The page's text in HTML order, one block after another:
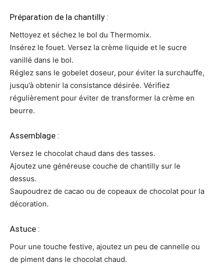
Préparation de la chantilly :
Nettoyez et séchez le bol du Thermomix.
Insérez le fouet. Versez la crème liquide et le sucre
vanillé dans le bol.
Réglez sans le gobelet doseur, pour éviter la surchauffe,
jusqu’à obtenir la consistance désirée. Vérifiez
régulièrement pour éviter de transformer la crème en
beurre.
Assemblage :
Versez le chocolat chaud dans des tasses.
Ajoutez une généreuse couche de chantilly sur le
dessus.
Saupoudrez de cacao ou de copeaux de chocolat pour la
décoration.
Astuce :
Pour une touche festive, ajoutez un peu de cannelle ou
de piment dans le chocolat chaud.